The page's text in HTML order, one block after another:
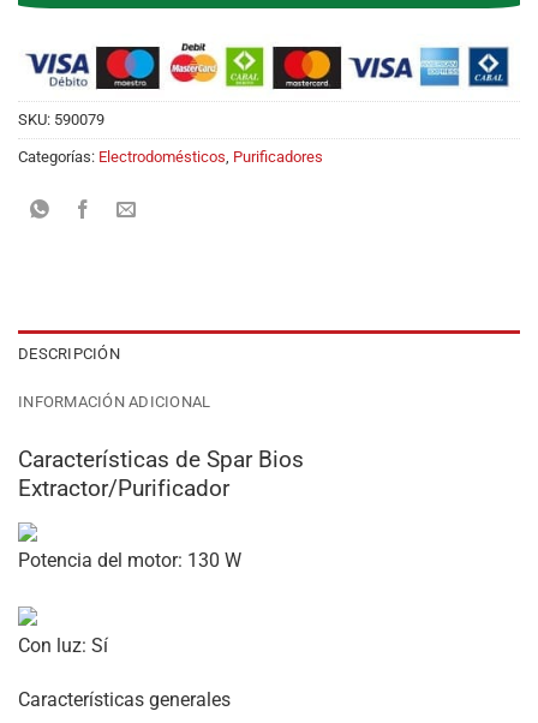
SKU: 590079
Categorías: Electrodomésticos, Purificadores
DESCRIPCIÓN
INFORMACIÓN ADICIONAL
Características de Spar Bios
Extractor/Purificador
Potencia del motor: 130 W
Con luz: Sí
Características generales